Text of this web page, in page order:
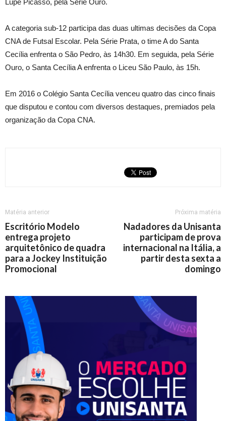
Lupe Picasso, pela Série Ouro.
A categoria sub-12 participa das duas ultimas decisões da Copa
CNA de Futsal Escolar. Pela Série Prata, o time A do Santa
Cecília enfrenta o São Pedro, às 14h30. Em seguida, pela Série
Ouro, o Santa Cecília A enfrenta o Liceu São Paulo, às 15h.
Em 2016 o Colégio Santa Cecília venceu quatro das cinco finais
que disputou e contou com diversos destaques, premiados pela
organização da Copa CNA.
Matéria anterior
Escritório Modelo
entrega projeto
arquitetônico de quadra
para a Jockey Instituição
Promocional
Próxima matéria
Nadadores da Unisanta
participam de prova
internacional na Itália, a
partir desta sexta a
domingo